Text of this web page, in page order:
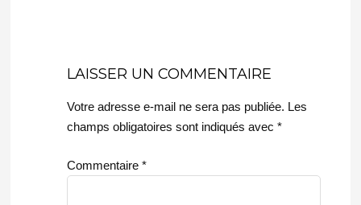
LAISSER UN COMMENTAIRE
Votre adresse e-mail ne sera pas publiée. Les
champs obligatoires sont indiqués avec *
Commentaire *